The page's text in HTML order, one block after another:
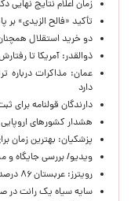
زمان اعلام نتایج
تأکید «فالح الزیدی» بر
دو خرید استقلال
ذوالقدر: آمریکا تا
عمان: مذاکرات درباره
دارد
دارندگان قولنامه برای ثبت ادعا فقط
هشدار کشورهای
پزشکیان‌: بهترین زمان
ویدیو/ بررسی جایگاه
رویترز: عربستان ۸۶ درصد از موشک‌های پاتریوت خود را استفاده کرده است
سایه سیاه یک رانت در